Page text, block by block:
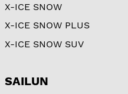
X-ICE SNOW
X-ICE SNOW PLUS
X-ICE SNOW SUV
SAILUN